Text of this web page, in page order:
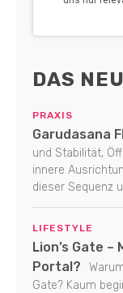
DAS
PRAXIS
Garudasana
und Stabilität,
innere
dieser Sequenz
LIFESTYLE
Lion’s Gate
Portal?
Gate? Kaum